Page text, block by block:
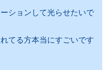
ションして光らせたいで
てる方本当にすごいです